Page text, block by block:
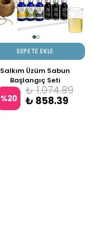
SEPETE EKLE
Salkım Üzüm Sabun
Başlangıç Seti
%20
₺ 1,074.89
₺ 858.39